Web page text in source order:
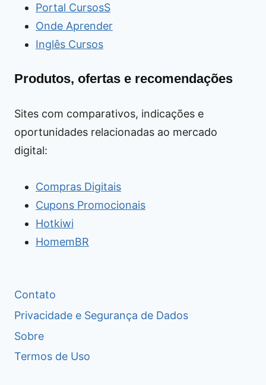
Portal CursosS
Onde Aprender
Inglês Cursos
Produtos, ofertas e recomendações
Sites com comparativos, indicações e
oportunidades relacionadas ao mercado
digital:
Compras Digitais
Cupons Promocionais
Hotkiwi
HomemBR
Contato
Privacidade e Segurança de Dados
Sobre
Termos de Uso